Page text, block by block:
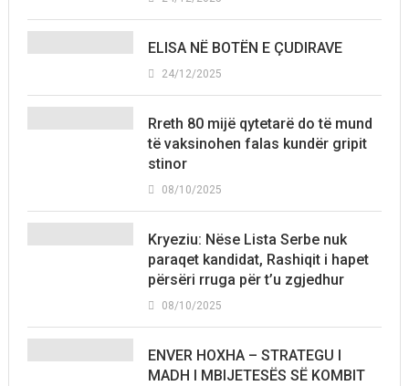
ELISA NË BOTËN E ÇUDIRAVE
24/12/2025
Rreth 80 mijë qytetarë do të mund
të vaksinohen falas kundër gripit
stinor
08/10/2025
Kryeziu: Nëse Lista Serbe nuk
paraqet kandidat, Rashiqit i hapet
përsëri rruga për t’u zgjedhur
08/10/2025
ENVER HOXHA – STRATEGU I
MADH I MBIJETESËS SË KOMBIT